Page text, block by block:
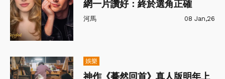
網一片讚好：終於選角正確
河馬 08 Jan,26
娛樂
神作《驀然回首》真人版明年上